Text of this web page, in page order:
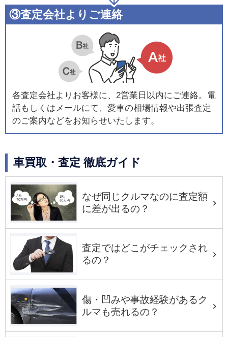
③査定会社よりご連絡
各査定会社よりお客様に、2営業日以内にご連絡。電
話もしくはメールにて、愛車の相場情報や出張査定
のご案内などをお知らせいたします。
車買取・査定 徹底ガイド
なぜ同じクルマなのに査定額
に差が出るの？
査定ではどこがチェックされ
るの？
傷・凹みや事故経験があるク
ルマも売れるの？